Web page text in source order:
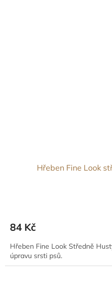
Hřeben Fine Look
84 Kč
Hřeben Fine Look Středně
úpravu srsti psů.